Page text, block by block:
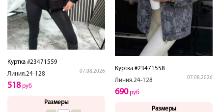
Куртка #23471559
Линия.24-128
07.08.2026
518руб
Размеры
Куртка #23471558
Линия.24-128
07.08.2026
690руб
Размеры